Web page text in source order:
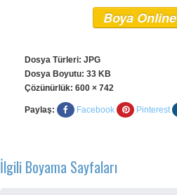
Boya Online
Dosya Türleri: JPG
Dosya Boyutu: 33 KB
Çözünürlük: 600 × 742
Paylaş: Facebook Pinterest
İlgili Boyama Sayfaları